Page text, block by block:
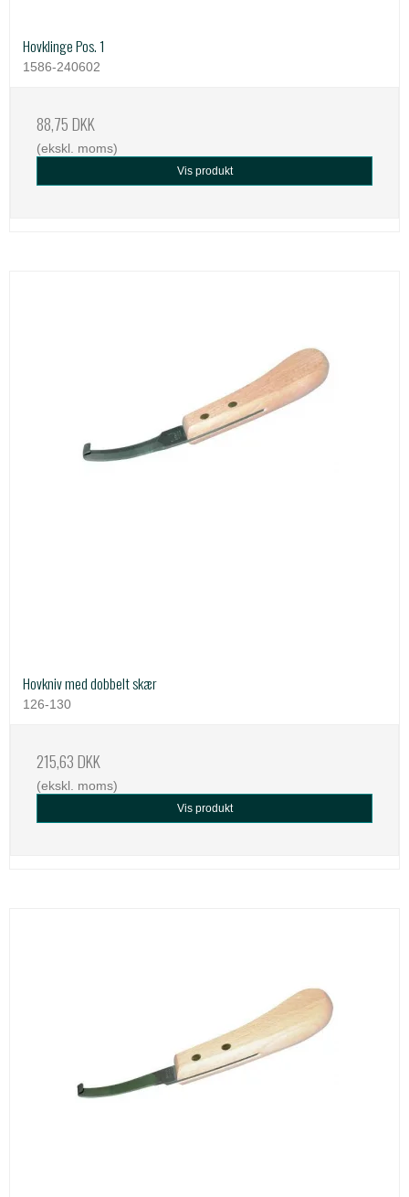
Hovklinge Pos. 1
1586-240602
88,75 DKK
(ekskl. moms)
Vis produkt
Hovkniv med dobbelt skær
126-130
215,63 DKK
(ekskl. moms)
Vis produkt